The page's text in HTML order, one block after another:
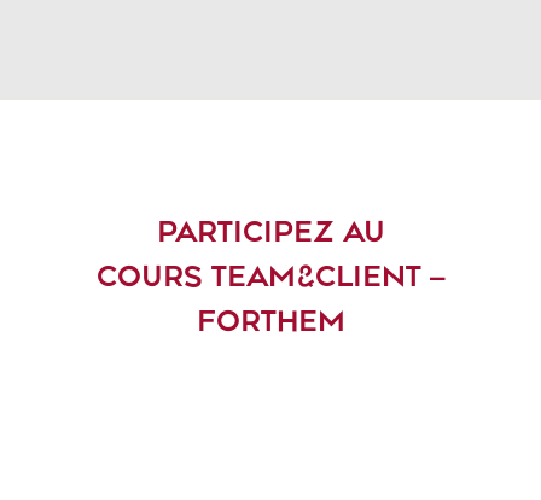
PARTICIPEZ AU
COURS TEAM&CLIENT –
FORTHEM